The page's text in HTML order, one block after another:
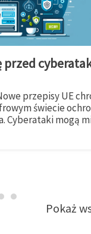
przed
przepisy UE
świecie
Cyberataki mogą
Pokaż